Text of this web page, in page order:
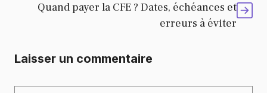
Quand payer la CFE ? Dates, échéances et
erreurs à éviter
Laisser un commentaire